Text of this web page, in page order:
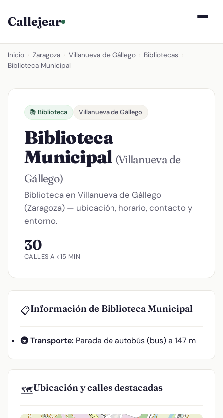
Callejear
Inicio Zaragoza Villanueva de Gállego Bibliotecas
Biblioteca Municipal
📚 Biblioteca Villanueva de Gállego
Biblioteca
Municipal (Villanueva de
Gállego)
Biblioteca en Villanueva de Gállego
(Zaragoza) — ubicación, horario, contacto y
entorno.
30
CALLES A <15 MIN
📋Información de Biblioteca Municipal
🚇 Transporte: Parada de autobús (bus) a 147 m
🗺️Ubicación y calles destacadas